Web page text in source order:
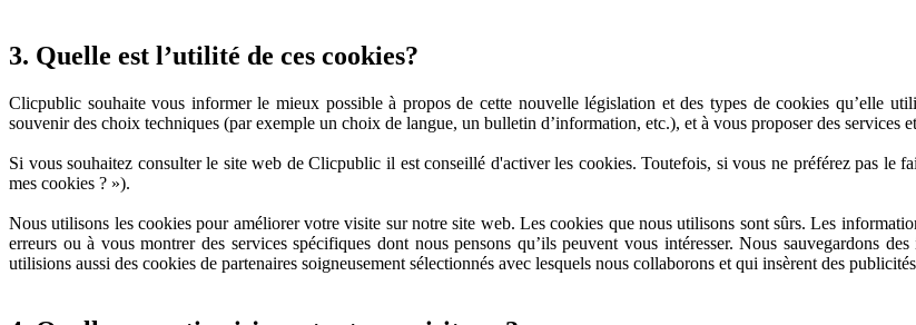
3. Quelle est l’utilité de ces cookies?
Clicpublic souhaite vous informer le mieux possible à propos de cette nouvelle législation et des types de cookies qu’elle
souvenir des choix techniques (par exemple un choix de langue, un bulletin d’information, etc.), et à vous proposer des services
Si vous souhaitez consulter le site web de Clicpublic il est conseillé d'activer les cookies. Toutefois, si vous ne préférez pas le
mes cookies ? »).
Nous utilisons les cookies pour améliorer votre visite sur notre site web. Les cookies que nous utilisons sont sûrs. Les
erreurs ou à vous montrer des services spécifiques dont nous pensons qu’ils peuvent vous intéresser. Nous sauvegardons
utilisions aussi des cookies de partenaires soigneusement sélectionnés avec lesquels nous collaborons et qui insèrent des